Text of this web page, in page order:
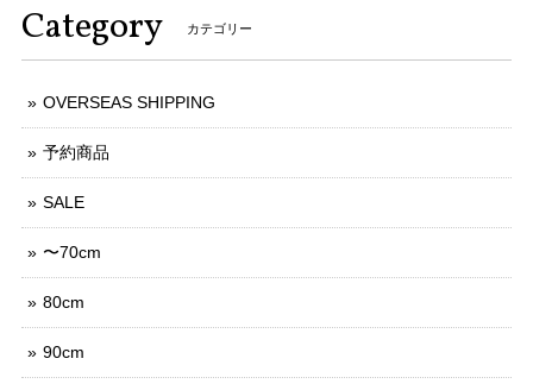
Category カテゴリー
OVERSEAS SHIPPING
予約商品
SALE
〜70cm
80cm
90cm